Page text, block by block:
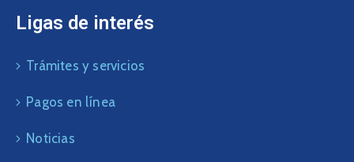
Ligas de interés
Trámites y servicios
Pagos en línea
Noticias